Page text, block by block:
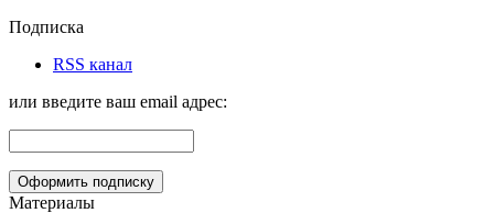
Подписка
RSS канал
или введите ваш email адрес:
Материалы